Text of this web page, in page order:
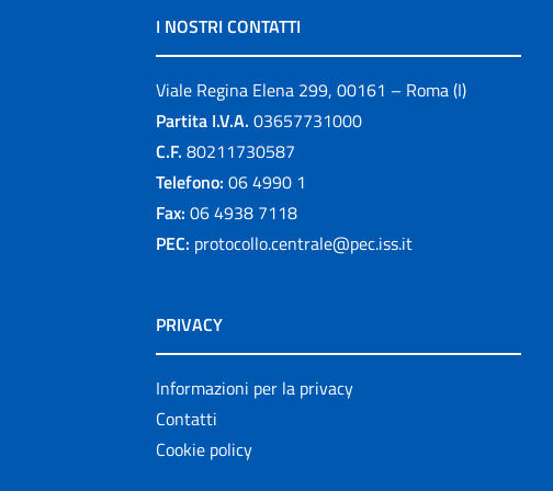
I NOSTRI CONTATTI
Viale Regina Elena 299, 00161 – Roma (I)
Partita I.V.A. 03657731000
C.F. 80211730587
Telefono: 06 4990 1
Fax: 06 4938 7118
PEC: protocollo.centrale@pec.iss.it
PRIVACY
Informazioni per la privacy
Contatti
Cookie policy